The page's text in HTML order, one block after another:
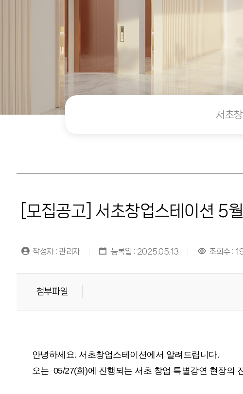
서초
[모집공고] 서초창업스테이션 5
작성자 : 관리자 등록일 : 2025.05.13 조회수 :
첨부파일
안녕하세요. 서초창업스테이션에서 알려드립니다.
오는 05/27(화)에 진행되는 서초 창업 특별강연 현장의